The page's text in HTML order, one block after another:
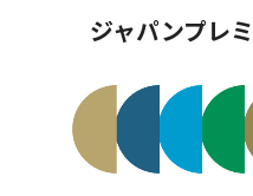
ジャパンプレ